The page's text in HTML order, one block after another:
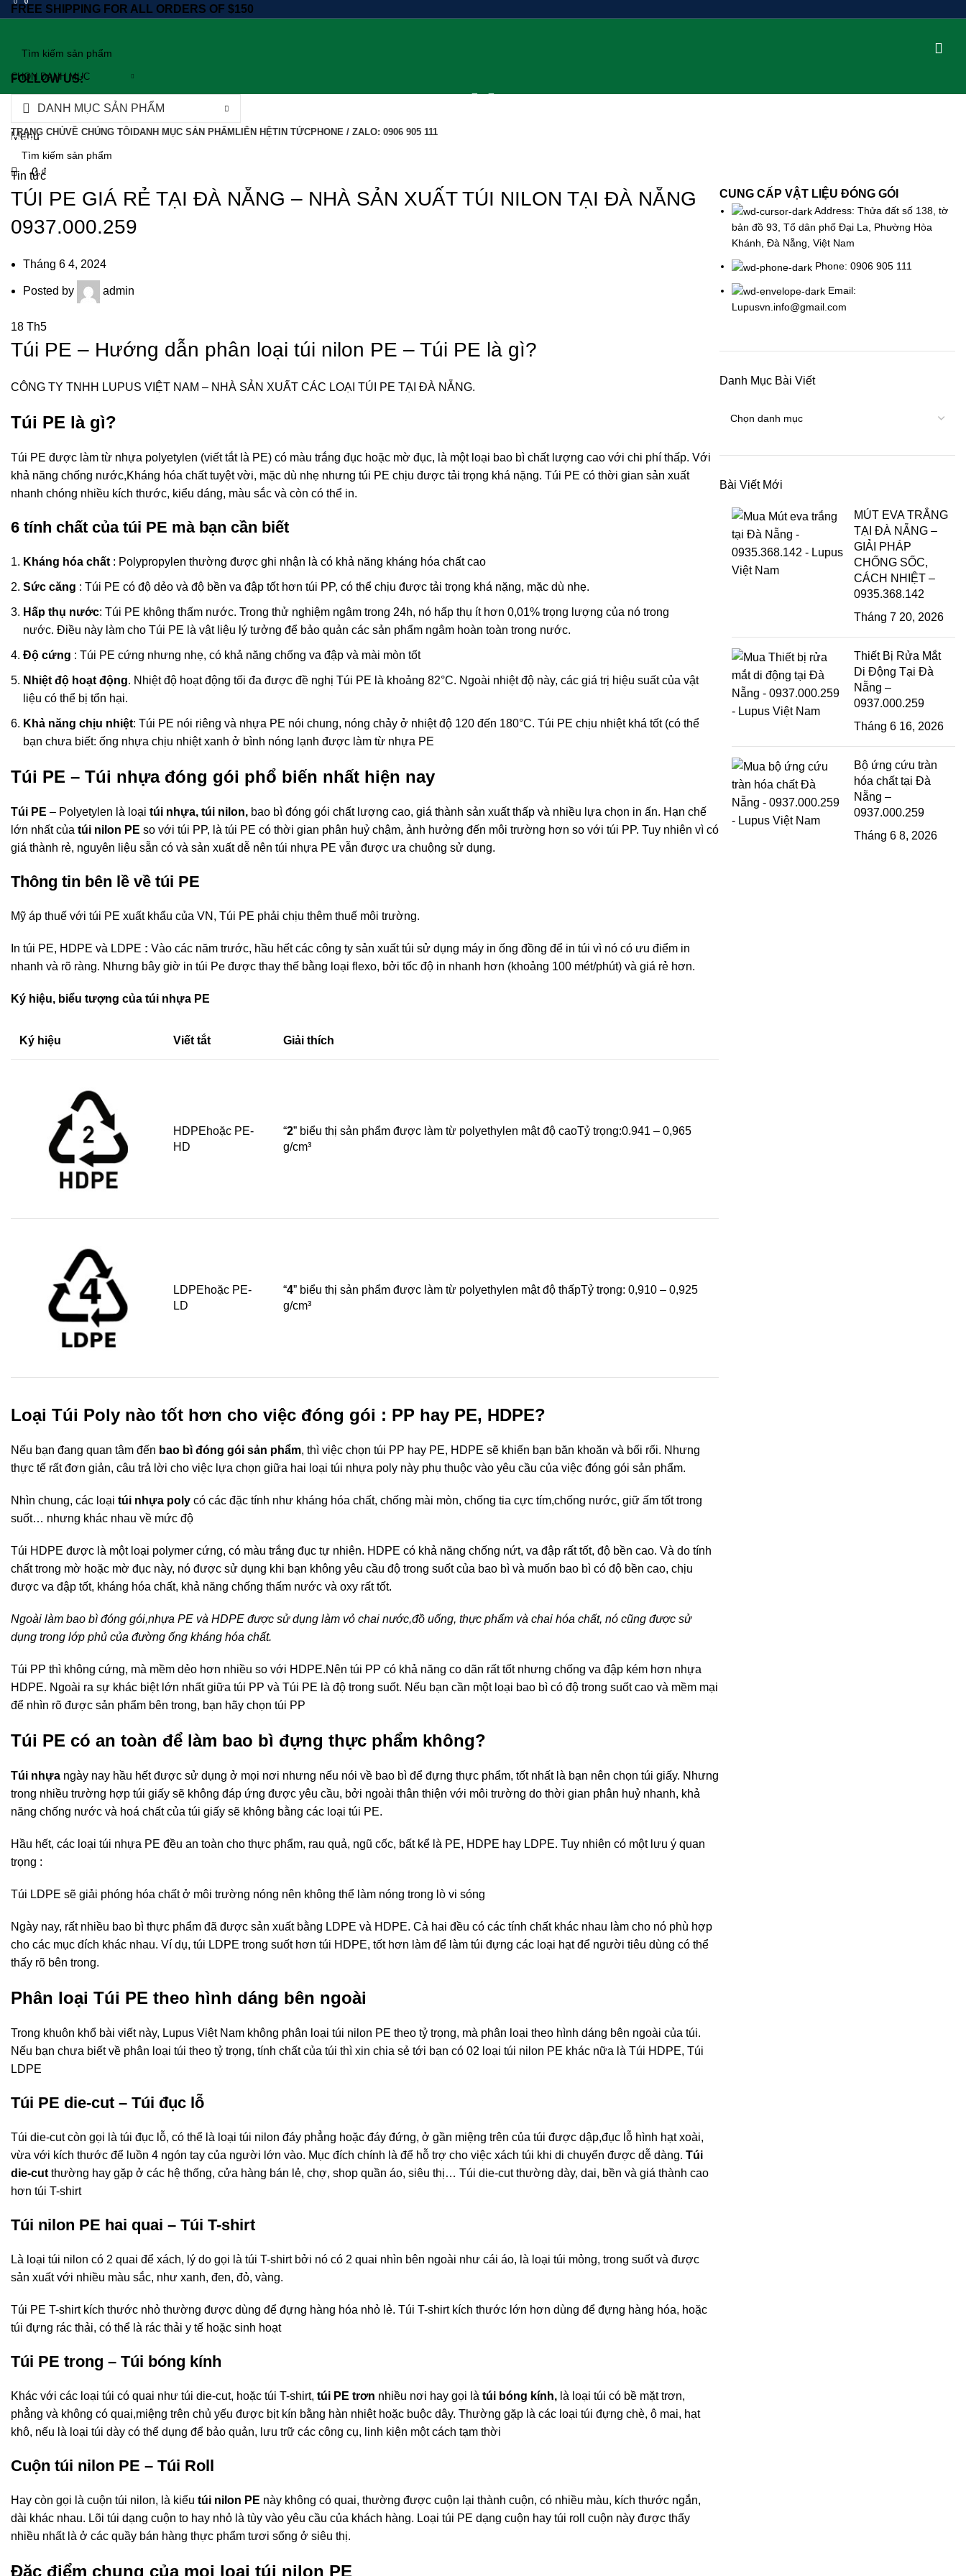
FREE SHIPPING FOR ALL ORDERS OF $150
CHỌN DANH MỤC
FOLLOW US:
0
Menu
0
0₫
DANH MỤC SẢN PHẨM
TRANG CHỦVỀ CHÚNG TÔI DANH MỤC SẢN PHẨM LIÊN HỆTIN TỨCPHONE / ZALO: 0906 905 111
Bài Viết
Tin tức
TÚI PE GIÁ RẺ TẠI ĐÀ NẴNG – NHÀ SẢN XUẤT TÚI NILON TẠI ĐÀ NẴNG
0937.000.259
Tháng 6 4, 2024
Posted by admin
18 Th5
Túi PE – Hướng dẫn phân loại túi nilon PE – Túi PE là gì?
CÔNG TY TNHH LUPUS VIỆT NAM – NHÀ SẢN XUẤT CÁC LOẠI TÚI PE TẠI ĐÀ NẴNG.
Túi PE là gì?
Túi PE được làm từ nhựa polyetylen (viết tắt là PE) có màu trắng đục hoặc mờ đục, là một loại bao bì chất lượng cao với chi phí thấp. Với
khả năng chống nước,Kháng hóa chất tuyệt vời, mặc dù nhẹ nhưng túi PE chịu được tải trọng khá nặng. Túi PE có thời gian sản xuất
nhanh chóng nhiều kích thước, kiểu dáng, màu sắc và còn có thể in.
6 tính chất của túi PE mà bạn cần biết
Kháng hóa chất : Polypropylen thường được ghi nhận là có khả năng kháng hóa chất cao
Sức căng : Túi PE có độ dẻo và độ bền va đập tốt hơn túi PP, có thể chịu được tải trọng khá nặng, mặc dù nhẹ.
Hấp thụ nước: Túi PE không thấm nước. Trong thử nghiệm ngâm trong 24h, nó hấp thụ ít hơn 0,01% trọng lượng của nó trong
nước. Điều này làm cho Túi PE là vật liệu lý tưởng để bảo quản các sản phẩm ngâm hoàn toàn trong nước.
Độ cứng : Túi PE cứng nhưng nhẹ, có khả năng chống va đập và mài mòn tốt
Nhiệt độ hoạt động. Nhiệt độ hoạt động tối đa được đề nghị Túi PE là khoảng 82°C. Ngoài nhiệt độ này, các giá trị hiệu suất của vật
liệu có thể bị tổn hại.
Khả năng chịu nhiệt: Túi PE nói riêng và nhựa PE nói chung, nóng chảy ở nhiệt độ 120 đến 180°C. Túi PE chịu nhiệt khá tốt (có thể
bạn chưa biết: ống nhựa chịu nhiệt xanh ở bình nóng lạnh được làm từ nhựa PE
Túi PE – Túi nhựa đóng gói phổ biến nhất hiện nay
Túi PE – Polyetylen là loại túi nhựa, túi nilon, bao bì đóng gói chất lượng cao, giá thành sản xuất thấp và nhiều lựa chọn in ấn. Hạn chế
lớn nhất của túi nilon PE so với túi PP, là túi PE có thời gian phân huỷ chậm, ảnh hưởng đến môi trường hơn so với túi PP. Tuy nhiên vì có
giá thành rẻ, nguyên liệu sẵn có và sản xuất dễ nên túi nhựa PE vẫn được ưa chuộng sử dụng.
Thông tin bên lề về túi PE
Mỹ áp thuế với túi PE xuất khẩu của VN, Túi PE phải chịu thêm thuế môi trường.
In túi PE, HDPE và LDPE : Vào các năm trước, hầu hết các công ty sản xuất túi sử dụng máy in ống đồng để in túi vì nó có ưu điểm in
nhanh và rõ ràng. Nhưng bây giờ in túi Pe được thay thế bằng loại flexo, bởi tốc độ in nhanh hơn (khoảng 100 mét/phút) và giá rẻ hơn.
Ký hiệu, biểu tượng của túi nhựa PE
Ký hiệu Viết tắt Giải thích
HDPEhoặc PE-
HD
“2” biểu thị sản phẩm được làm từ polyethylen mật độ caoTỷ trọng:0.941 – 0,965
g/cm³
LDPEhoặc PE-
LD
“4” biểu thị sản phẩm được làm từ polyethylen mật độ thấpTỷ trọng: 0,910 – 0,925
g/cm³
Loại Túi Poly nào tốt hơn cho việc đóng gói : PP hay PE, HDPE?
Nếu bạn đang quan tâm đến bao bì đóng gói sản phẩm, thì việc chọn túi PP hay PE, HDPE sẽ khiến bạn băn khoăn và bối rối. Nhưng
thực tế rất đơn giản, câu trả lời cho việc lựa chọn giữa hai loại túi nhựa poly này phụ thuộc vào yêu cầu của việc đóng gói sản phẩm.
Nhìn chung, các loại túi nhựa poly có các đặc tính như kháng hóa chất, chống mài mòn, chống tia cực tím,chống nước, giữ ấm tốt trong
suốt… nhưng khác nhau về mức độ
Túi HDPE được là một loại polymer cứng, có màu trắng đục tự nhiên. HDPE có khả năng chống nứt, va đập rất tốt, độ bền cao. Và do tính
chất trong mờ hoặc mờ đục này, nó được sử dụng khi bạn không yêu cầu độ trong suốt của bao bì và muốn bao bì có độ bền cao, chịu
được va đập tốt, kháng hóa chất, khả năng chống thấm nước và oxy rất tốt.
Ngoài làm bao bì đóng gói,nhựa PE và HDPE được sử dụng làm vỏ chai nước,đồ uống, thực phẩm và chai hóa chất, nó cũng được sử
dụng trong lớp phủ của đường ống kháng hóa chất.
Túi PP thì không cứng, mà mềm dẻo hơn nhiều so với HDPE.Nên túi PP có khả năng co dãn rất tốt nhưng chống va đập kém hơn nhựa
HDPE. Ngoài ra sự khác biệt lớn nhất giữa túi PP và Túi PE là độ trong suốt. Nếu bạn cần một loại bao bì có độ trong suốt cao và mềm mại
để nhìn rõ được sản phẩm bên trong, bạn hãy chọn túi PP
Túi PE có an toàn để làm bao bì đựng thực phẩm không?
Túi nhựa ngày nay hầu hết được sử dụng ở mọi nơi nhưng nếu nói về bao bì để đựng thực phẩm, tốt nhất là bạn nên chọn túi giấy. Nhưng
trong nhiều trường hợp túi giấy sẽ không đáp ứng được yêu cầu, bởi ngoài thân thiện với môi trường do thời gian phân huỷ nhanh, khả
năng chống nước và hoá chất của túi giấy sẽ không bằng các loại túi PE.
Hầu hết, các loại túi nhựa PE đều an toàn cho thực phẩm, rau quả, ngũ cốc, bất kể là PE, HDPE hay LDPE. Tuy nhiên có một lưu ý quan
trọng :
Túi LDPE sẽ giải phóng hóa chất ở môi trường nóng nên không thể làm nóng trong lò vi sóng
Ngày nay, rất nhiều bao bì thực phẩm đã được sản xuất bằng LDPE và HDPE. Cả hai đều có các tính chất khác nhau làm cho nó phù hợp
cho các mục đích khác nhau. Ví dụ, túi LDPE trong suốt hơn túi HDPE, tốt hơn làm để làm túi đựng các loại hạt để người tiêu dùng có thể
thấy rõ bên trong.
Phân loại Túi PE theo hình dáng bên ngoài
Trong khuôn khổ bài viết này, Lupus Việt Nam không phân loại túi nilon PE theo tỷ trọng, mà phân loại theo hình dáng bên ngoài của túi.
Nếu bạn chưa biết về phân loại túi theo tỷ trọng, tính chất của túi thì xin chia sẻ tới bạn có 02 loại túi nilon PE khác nữa là Túi HDPE, Túi
LDPE
Túi PE die-cut – Túi đục lỗ
Túi die-cut còn gọi là túi đục lỗ, có thể là loại túi nilon đáy phẳng hoặc đáy đứng, ở gần miệng trên của túi được dập,đục lỗ hình hạt xoài,
vừa với kích thước để luồn 4 ngón tay của người lớn vào. Mục đích chính là để hỗ trợ cho việc xách túi khi di chuyển được dễ dàng. Túi
die-cut thường hay gặp ở các hệ thống, cửa hàng bán lẻ, chợ, shop quần áo, siêu thị… Túi die-cut thường dày, dai, bền và giá thành cao
hơn túi T-shirt
Túi nilon PE hai quai – Túi T-shirt
Là loại túi nilon có 2 quai để xách, lý do gọi là túi T-shirt bởi nó có 2 quai nhìn bên ngoài như cái áo, là loại túi mỏng, trong suốt và được
sản xuất với nhiều màu sắc, như xanh, đen, đỏ, vàng.
Túi PE T-shirt kích thước nhỏ thường được dùng để đựng hàng hóa nhỏ lẻ. Túi T-shirt kích thước lớn hơn dùng để đựng hàng hóa, hoặc
túi đựng rác thải, có thể là rác thải y tế hoặc sinh hoạt
Túi PE trong – Túi bóng kính
Khác với các loại túi có quai như túi die-cut, hoặc túi T-shirt, túi PE trơn nhiều nơi hay gọi là túi bóng kính, là loại túi có bề mặt trơn,
phẳng và không có quai,miệng trên chủ yếu được bịt kín bằng hàn nhiệt hoặc buộc dây. Thường gặp là các loại túi đựng chè, ô mai, hạt
khô, nếu là loại túi dày có thể dụng để bảo quản, lưu trữ các công cụ, linh kiện một cách tạm thời
Cuộn túi nilon PE – Túi Roll
Hay còn gọi là cuộn túi nilon, là kiểu túi nilon PE này không có quai, thường được cuộn lại thành cuộn, có nhiều màu, kích thước ngắn,
dài khác nhau. Lõi túi dạng cuộn to hay nhỏ là tùy vào yêu cầu của khách hàng. Loại túi PE dạng cuộn hay túi roll cuộn này được thấy
nhiều nhất là ở các quầy bán hàng thực phẩm tươi sống ở siêu thị.
Đặc điểm chung của mọi loại túi nilon PE
CUNG CẤP VẬT LIỆU ĐÓNG GÓI
Address: Thửa đất số 138, tờ
bản đồ 93, Tổ dân phố Đại La, Phường Hòa
Khánh, Đà Nẵng, Việt Nam
Phone: 0906 905 111
Email:
Lupusvn.info@gmail.com
Danh Mục Bài Viết
Bài Viết Mới
MÚT EVA TRẮNG
TẠI ĐÀ NẴNG –
GIẢI PHÁP
CHỐNG SỐC,
CÁCH NHIỆT –
0935.368.142
Tháng 7 20, 2026
Thiết Bị Rửa Mắt
Di Động Tại Đà
Nẵng –
0937.000.259
Tháng 6 16, 2026
Bộ ứng cứu tràn
hóa chất tại Đà
Nẵng –
0937.000.259
Tháng 6 8, 2026
0